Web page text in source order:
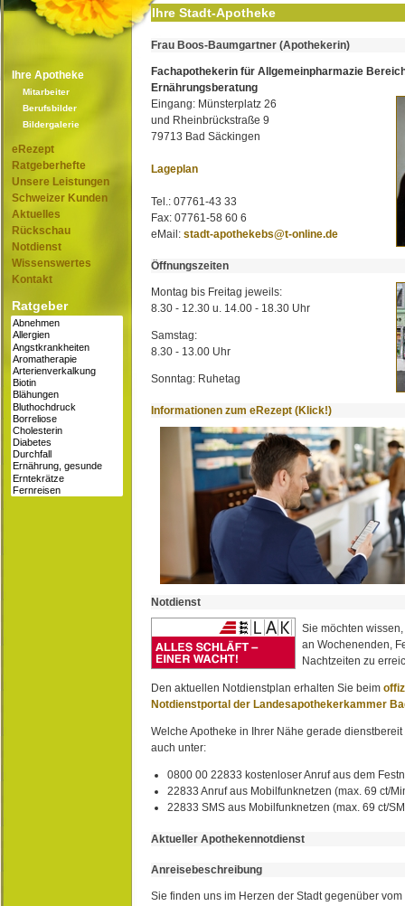
Ihre Apotheke
Mitarbeiter
Berufsbilder
Bildergalerie
eRezept
Ratgeberhefte
Unsere Leistungen
Schweizer Kunden
Aktuelles
Rückschau
Notdienst
Wissenswertes
Kontakt
Ratgeber
Ihre Stadt-Apotheke
Frau Boos-Baumgartner (Apothekerin)
Fachapothekerin für Allgemeinpharmazie
Ernährungsberatung
Eingang: Münsterplatz 26
und Rheinbrückstraße 9
79713 Bad Säckingen
Lageplan
Tel.: 07761-43 33
Fax: 07761-58 60 6
eMail: stadt-apothekebs@t-online.de
Öffnungszeiten
Montag bis Freitag jeweils:
8.30 - 12.30 u. 14.00 - 18.30 Uhr
Samstag:
8.30 - 13.00 Uhr
Sonntag: Ruhetag
Informationen zum eRezept (Klick!)
Notdienst
Sie möchten
an Wochenenden,
Nachtzeiten zu
Den aktuellen Notdienstplan erhalten Sie beim
Notdienstportal der Landesapothekerkammer
Welche Apotheke in Ihrer Nähe gerade
auch unter:
0800 00 22833 kostenloser Anruf aus dem
22833 Anruf aus Mobilfunknetzen (max. 69 ct/
22833 SMS aus Mobilfunknetzen (max. 69 ct/
Aktueller Apothekennotdienst
Anreisebeschreibung
Sie finden uns im Herzen der Stadt gegenüber